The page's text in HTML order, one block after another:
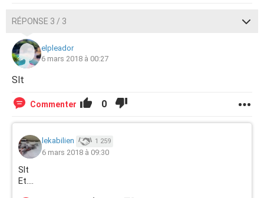
RÉPONSE 3 / 3
elpleador
6 mars 2018 à 00:27
Slt
Commenter 0
lekabilien 1 259
6 mars 2018 à 09:30
Slt
Et....